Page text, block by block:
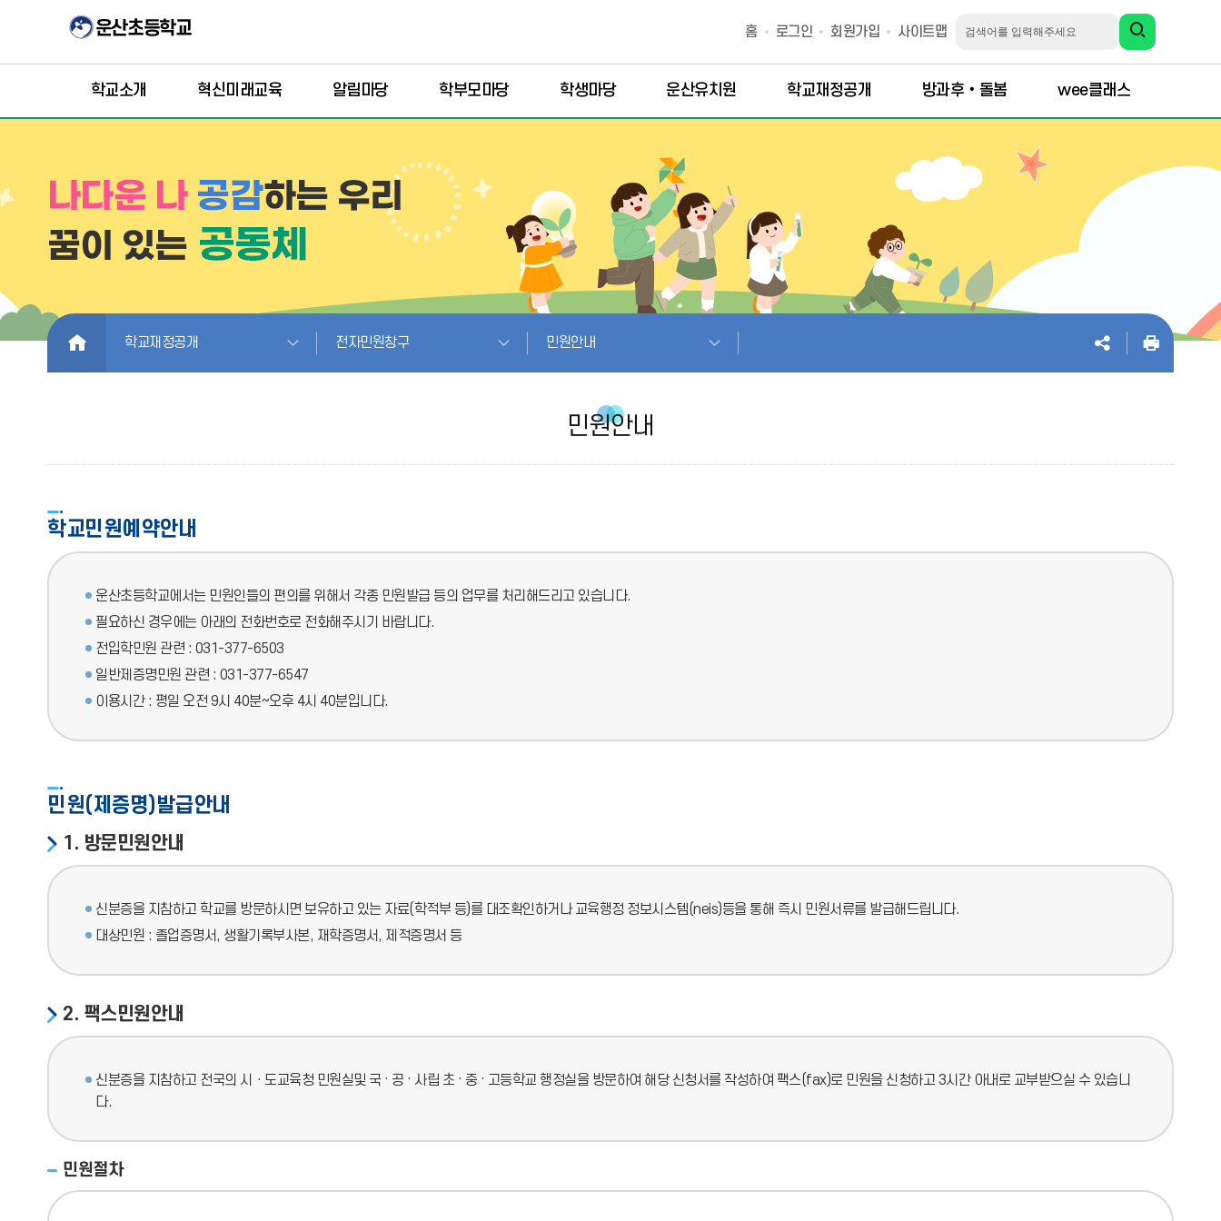
홈 로그인 회원가입 사이트맵
학교소개 혁신미래교육 알림마당 학부모마당 학생마당 운산유치원 학교재정공개 방과후‧돌봄 wee클래스
HOME 학교재정공개 전자민원창구 민원안내
민원안내
학교민원예약안내
운산초등학교에서는 민원인들의 편의를 위해서 각종 민원발급 등의 업무를 처리해드리고 있습니다.
필요하신 경우에는 아래의 전화번호로 전화해주시기 바랍니다.
전입학민원 관련 : 031-377-6503
일반제증명민원 관련 : 031-377-6547
이용시간 : 평일 오전 9시 40분~오후 4시 40분입니다.
민원(제증명)발급안내
1. 방문민원안내
신분증을 지참하고 학교를 방문하시면 보유하고 있는 자료(학적부 등)를 대조확인하거나 교육행정 정보시스템(neis)등을 통해 즉시 민원서류를 발급해드립니다.
대상민원 : 졸업증명서, 생활기록부사본, 재학증명서, 제적증명서 등
2. 팩스민원안내
신분증을 지참하고 전국의 시ㆍ도교육청 민원실및 국 · 공 · 사립 초 · 중 · 고등학교 행정실을 방문하여 해당 신청서를 작성하여 팩스(fax)로 민원을 신청하고 3시간 아내로 교부받으실 수 있습니
다.
민원절차